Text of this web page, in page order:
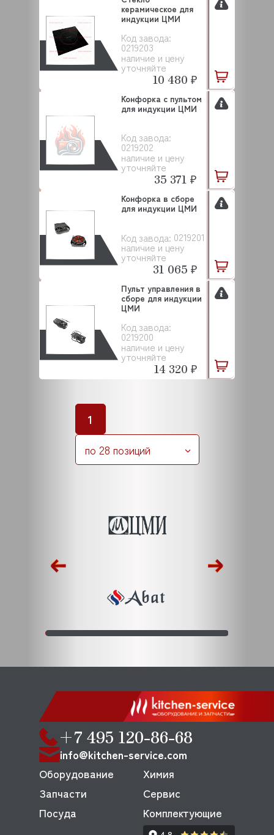
Код завода:
0219203
наличие и цену
уточняйте
керамическое для
индукции ЦМИ
10 480 ₽
Код завода:
0219202
наличие и цену
уточняйте
Конфорка с пультом
для индукции ЦМИ
35 371 ₽
Код завода: 0219201
наличие и цену
уточняйте
Конфорка в сборе
для индукции ЦМИ
31 065 ₽
Код завода:
0219200
наличие и цену
уточняйте
Пульт управления в
сборе для индукции
ЦМИ
14 320 ₽
1
по 28 позиций
+7 495 120-86-68
info@kitchen-service.com
Оборудование
Запчасти
Посуда
Химия
Сервис
Комплектующие